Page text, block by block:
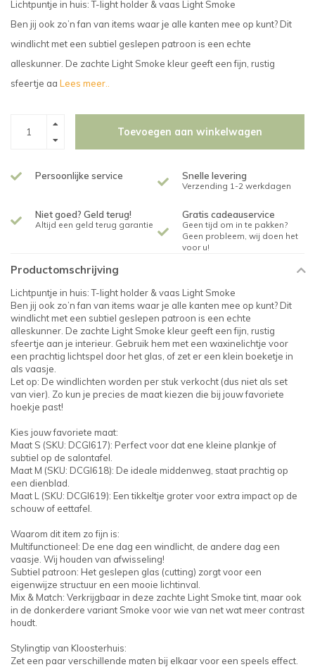
Lichtpuntje in huis: T-light holder & vaas Light Smoke
Ben jij ook zo’n fan van items waar je alle kanten mee op kunt? Dit
windlicht met een subtiel geslepen patroon is een echte
alleskunner. De zachte Light Smoke kleur geeft een fijn, rustig
sfeertje aa Lees meer..
Toevoegen aan winkelwagen
Persoonlijke service Snelle levering
Verzending 1-2 werkdagen
Niet goed? Geld terug!
Altijd een geld terug garantie
Gratis cadeauservice
Geen tijd om in te pakken?
Geen probleem, wij doen het
voor u!
Productomschrijving
Lichtpuntje in huis: T-light holder & vaas Light Smoke
Ben jij ook zo’n fan van items waar je alle kanten mee op kunt? Dit
windlicht met een subtiel geslepen patroon is een echte
alleskunner. De zachte Light Smoke kleur geeft een fijn, rustig
sfeertje aan je interieur. Gebruik hem met een waxinelichtje voor
een prachtig lichtspel door het glas, of zet er een klein boeketje in
als vaasje.
Let op: De windlichten worden per stuk verkocht (dus niet als set
van vier). Zo kun je precies de maat kiezen die bij jouw favoriete
hoekje past!
Kies jouw favoriete maat:
Maat S (SKU: DCGI617): Perfect voor dat ene kleine plankje of
subtiel op de salontafel.
Maat M (SKU: DCGI618): De ideale middenweg, staat prachtig op
een dienblad.
Maat L (SKU: DCGI619): Een tikkeltje groter voor extra impact op de
schouw of eettafel.
Waarom dit item zo fijn is:
Multifunctioneel: De ene dag een windlicht, de andere dag een
vaasje. Wij houden van afwisseling!
Subtiel patroon: Het geslepen glas (cutting) zorgt voor een
eigenwijze structuur en een mooie lichtinval.
Mix & Match: Verkrijgbaar in deze zachte Light Smoke tint, maar ook
in de donkerdere variant Smoke voor wie van net wat meer contrast
houdt.
Stylingtip van Kloosterhuis:
Zet een paar verschillende maten bij elkaar voor een speels effect.